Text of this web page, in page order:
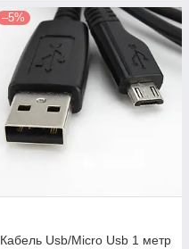
–5%
Кабель Usb/Micro Usb 1 метр